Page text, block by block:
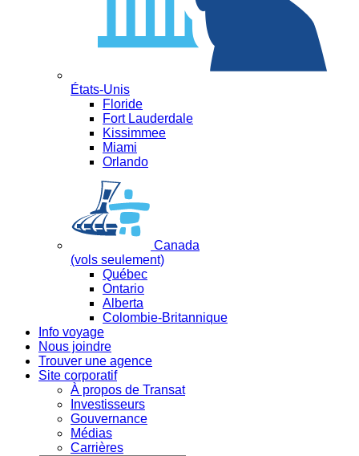
États-Unis
Floride
Fort Lauderdale
Kissimmee
Miami
Orlando
Canada
(vols seulement)
Québec
Ontario
Alberta
Colombie-Britannique
Info voyage
Nous joindre
Trouver une agence
Site corporatif
À propos de Transat
Investisseurs
Gouvernance
Médias
Carrières